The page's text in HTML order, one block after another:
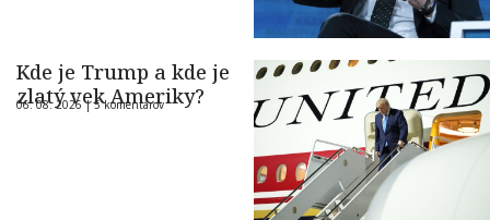
Kde je Trump a kde je
zlatý vek Ameriky?
06. 08. 2026 |5 komentárov